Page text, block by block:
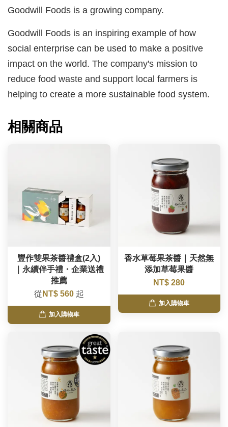
Goodwill Foods is a growing company.
Goodwill Foods is an inspiring example of how
social enterprise can be used to make a positive
impact on the world. The company's mission to
reduce food waste and support local farmers is
helping to create a more sustainable food system.
相關商品
豐作雙果茶醬禮盒(2入)
｜永續伴手禮・企業送禮
推薦
從 NT$ 560 起
加入購物車
香水草莓果茶醬｜天然無
添加草莓果醬
NT$ 280
加入購物車